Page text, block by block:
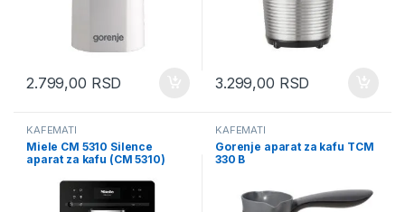
2.799,00 RSD 3.299,00 RSD
KAFEMATI
Miele CM 5310 Silence
aparat za kafu (CM 5310)
KAFEMATI
Gorenje aparat za kafu TCM
330 B